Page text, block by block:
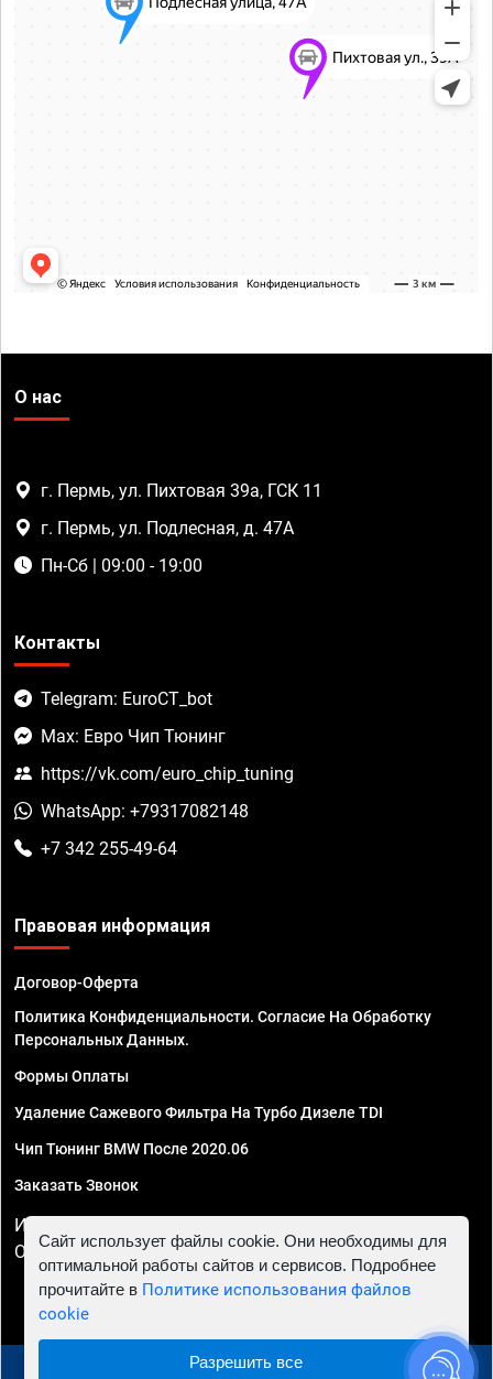
О нас
г. Пермь, ул. Пихтовая 39а, ГСК 11
г. Пермь, ул. Подлесная, д. 47А
Пн-Сб | 09:00 - 19:00
Контакты
Telegram: EuroCT_bot
Max: Евро Чип Тюнинг
https://vk.com/euro_chip_tuning
WhatsApp: +79317082148
+7 342 255-49-64
Правовая информация
Договор-Оферта
Политика Конфиденциальности. Согласие На Обработку
Персональных Данных.
Формы Оплаты
Удаление Сажевого Фильтра На Турбо Дизеле TDI
Чип Тюнинг BMW После 2020.06
Заказать Звонок
ИП Смирнов Георгий Павлович. ИНН 781302555843,
ОГРНИП 324470400032610
© 2010 - 2026 Чип тюнинг в Перми - Автосервис "Евро
Сайт использует файлы cookie. Они необходимы для
оптимальной работы сайтов и сервисов. Подробнее
прочитайте в Политике использования файлов
cookie
Разрешить все